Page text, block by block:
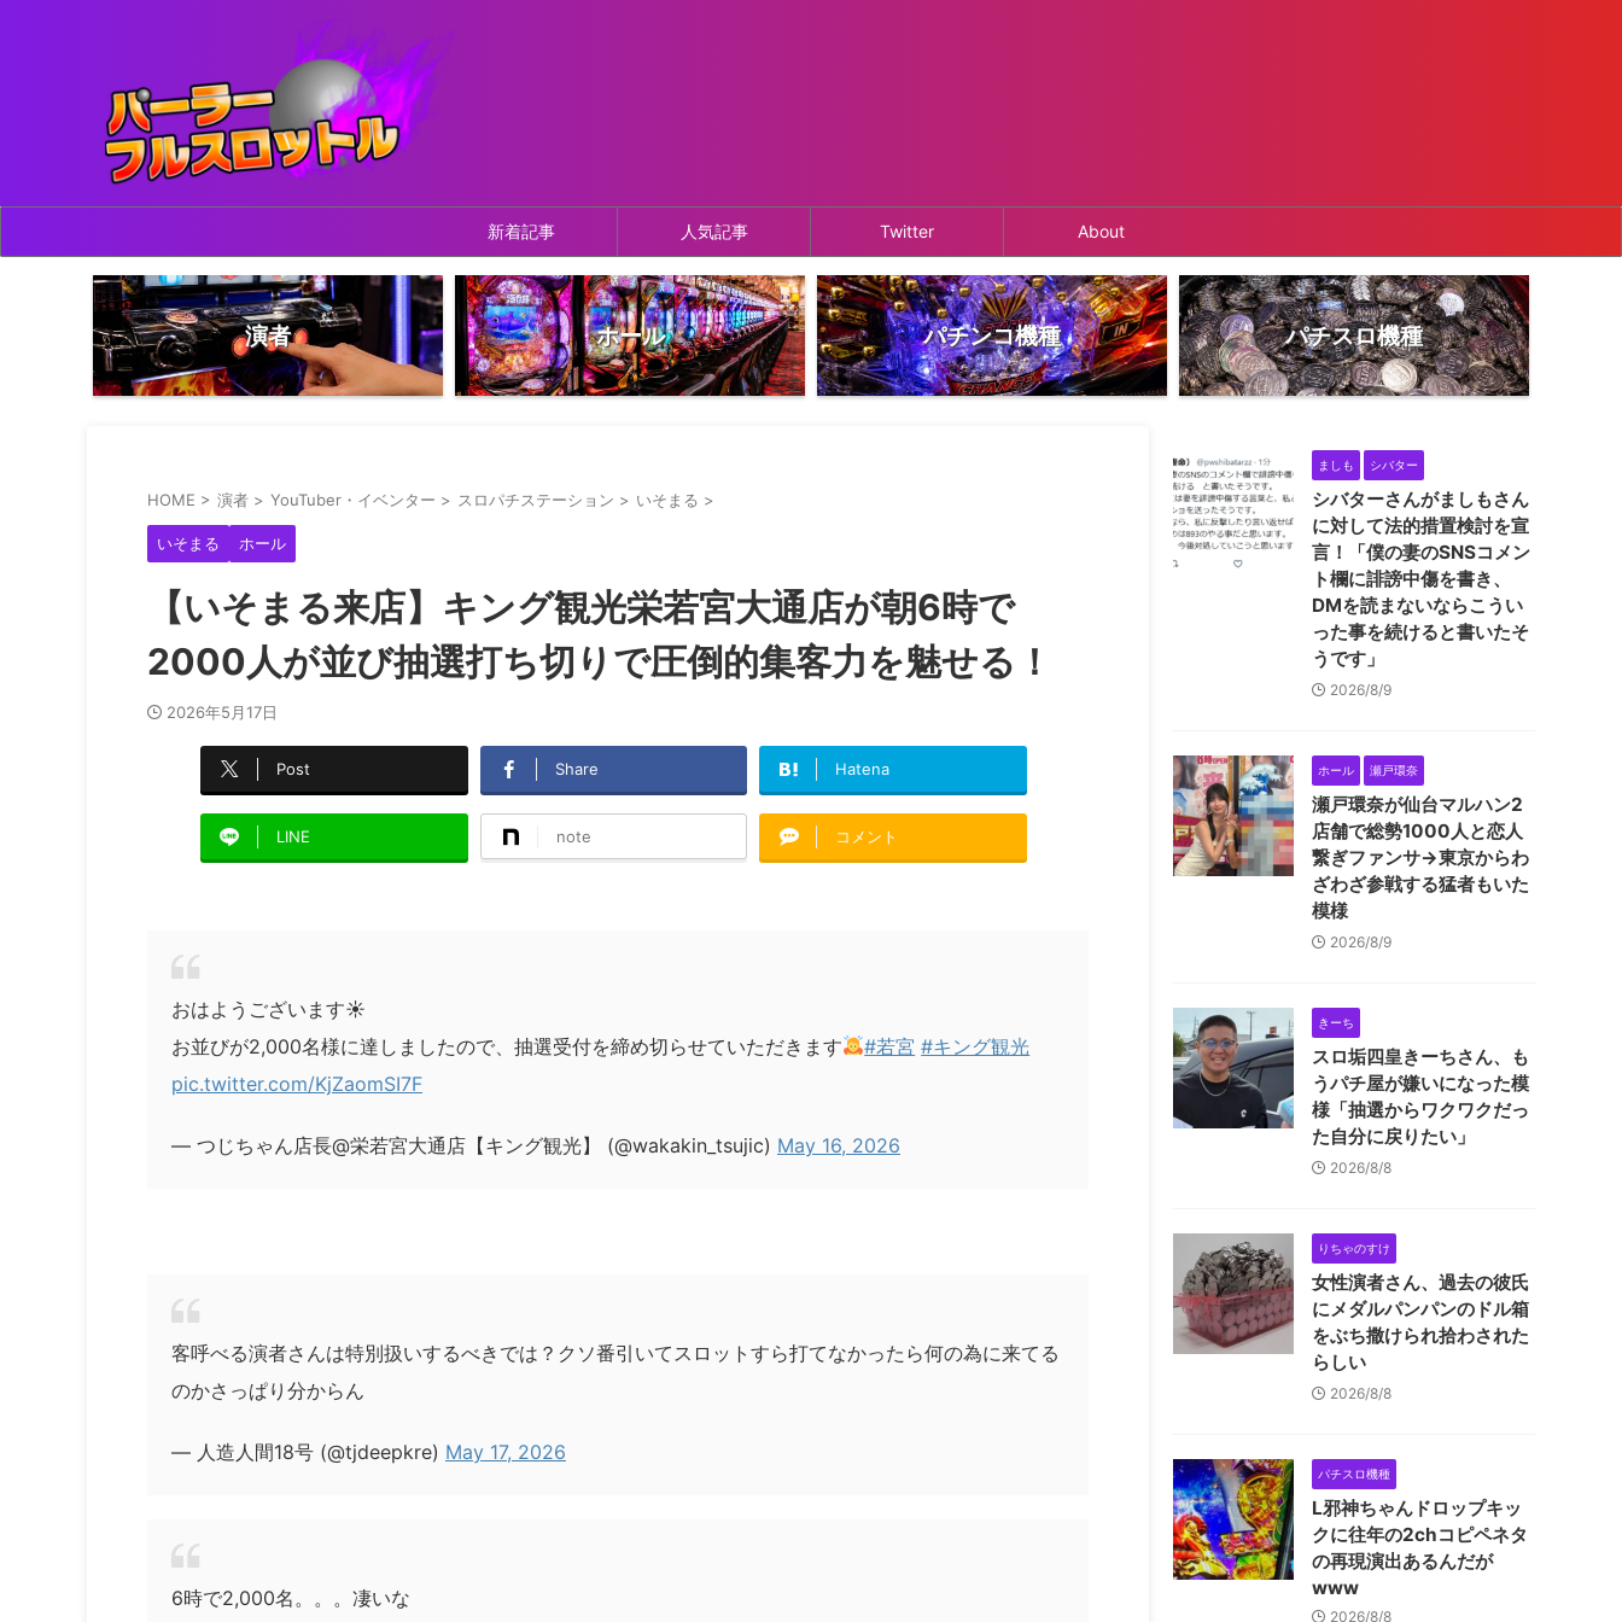
新着記事 人気記事 Twitter About
演者 ホール パチンコ機種 パチスロ機種
HOME > 演者 > YouTuber・イベンター > スロパチステーション > いそまる >
いそまる ホール
【いそまる来店】キング観光栄若宮大通店が朝6時で
2000人が並び抽選打ち切りで圧倒的集客力を魅せる！
2026年5月17日
Post Share Hatena
LINE note コメント
おはようございます☀
お並びが2,000名様に達しましたので、抽選受付を締め切らせていただきます
#若宮 #キング観光
pic.twitter.com/KjZaomSI7F
— つじちゃん店長@栄若宮大通店【キング観光】 (@wakakin_tsujic) May 16, 2026
客呼べる演者さんは特別扱いするべきでは？クソ番引いてスロットすら打てなかったら何の為に来てる
のかさっぱり分からん
— 人造人間18号 (@tjdeepkre) May 17, 2026
6時で2,000名。。。凄いな
ましも シバター
シバターさんがましもさん
に対して法的措置検討を宣
言！「僕の妻のSNSコメン
ト欄に誹謗中傷を書き、
DMを読まないならこうい
った事を続けると書いたそ
うです」
2026/8/9
ホール 瀬戸環奈
瀬戸環奈が仙台マルハン2
店舗で総勢1000人と恋人
繋ぎファンサ→東京からわ
ざわざ参戦する猛者もいた
模様
2026/8/9
きーち
スロ垢四皇きーちさん、も
うパチ屋が嫌いになった模
様「抽選からワクワクだっ
た自分に戻りたい」
2026/8/8
りちゃのすけ
女性演者さん、過去の彼氏
にメダルパンパンのドル箱
をぶち撒けられ拾わされた
らしい
2026/8/8
パチスロ機種
L邪神ちゃんドロップキッ
クに往年の2chコピペネタ
の再現演出あるんだが
www
2026/8/8